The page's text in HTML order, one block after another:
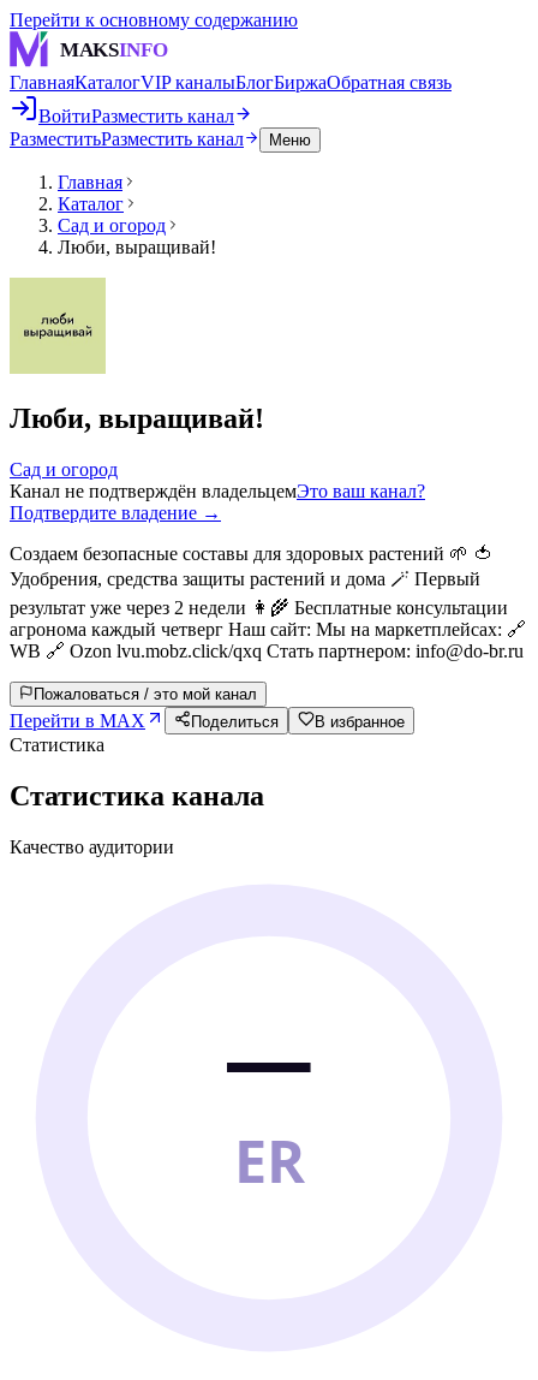
Перейти к основному содержанию
MAKSINFO
ГлавнаяКаталогVIP каналыБлогБиржаОбратная связь
ВойтиРазместить канал
РазместитьРазместить канал Меню
Главная
Каталог
Сад и огород
Люби, выращивай!
Люби, выращивай!
Сад и огород
Канал не подтверждён владельцемЭто ваш канал?
Подтвердите владение →
Создаем безопасные составы для здоровых растений 🌱 🍅
Удобрения, средства защиты растений и дома 🪄 Первый
результат уже через 2 недели 👩‍🌾 Бесплатные консультации
агронома каждый четверг Наш сайт: Мы на маркетплейсах: 🔗
WB 🔗 Ozon lvu.mobz.click/qxq Стать партнером: info@do-br.ru
Пожаловаться / это мой канал
Перейти в MAX Поделиться В избранное
Статистика
Статистика канала
Качество аудитории
—
ER